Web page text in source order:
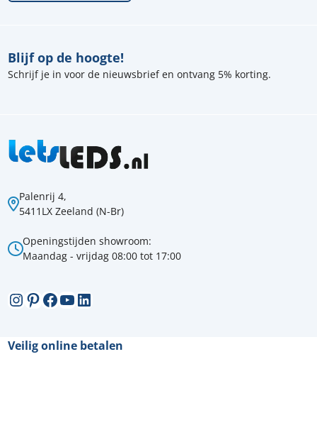
Palenrij 4,
5411LX Zeeland (N-Br)
Openingstijden showroom:
Maandag - vrijdag 08:00 tot 17:00
Instagram
Pinterest
Facebook
YouTube
LinkedIn
Blijf op de hoogte!
Schrijf je in voor de nieuwsbrief en ontvang 5% korting.
Veilig online betalen